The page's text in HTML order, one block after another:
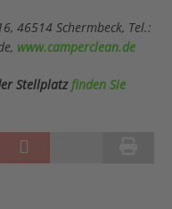
46514 Schermbeck, Tel.:
www.camperclean.de
Stellplatz finden Sie